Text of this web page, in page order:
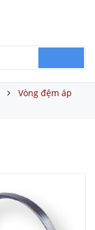
Vòng đệm áp